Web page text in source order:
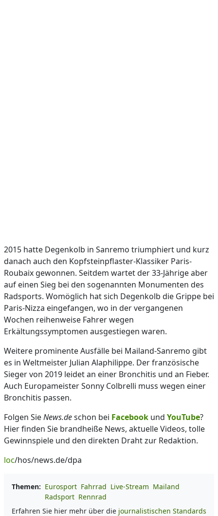
2015 hatte Degenkolb in Sanremo triumphiert und kurz
danach auch den Kopfsteinpflaster-Klassiker Paris-
Roubaix gewonnen. Seitdem wartet der 33-Jährige aber
auf einen Sieg bei den sogenannten Monumenten des
Radsports. Womöglich hat sich Degenkolb die Grippe bei
Paris-Nizza eingefangen, wo in der vergangenen
Wochen reihenweise Fahrer wegen
Erkältungssymptomen ausgestiegen waren.
Weitere prominente Ausfälle bei Mailand-Sanremo gibt
es in Weltmeister Julian Alaphilippe. Der französische
Sieger von 2019 leidet an einer Bronchitis und an Fieber.
Auch Europameister Sonny Colbrelli muss wegen einer
Bronchitis passen.
Folgen SieNews.deschon bei Facebook und YouTube?
Hier finden Sie brandheiße News, aktuelle Videos, tolle
Gewinnspiele und den direkten Draht zur Redaktion.
loc/hos/news.de/dpa
Themen: Eurosport Fahrrad Live-Stream Mailand
Radsport Rennrad
Erfahren Sie hier mehr über die journalistischen Standards